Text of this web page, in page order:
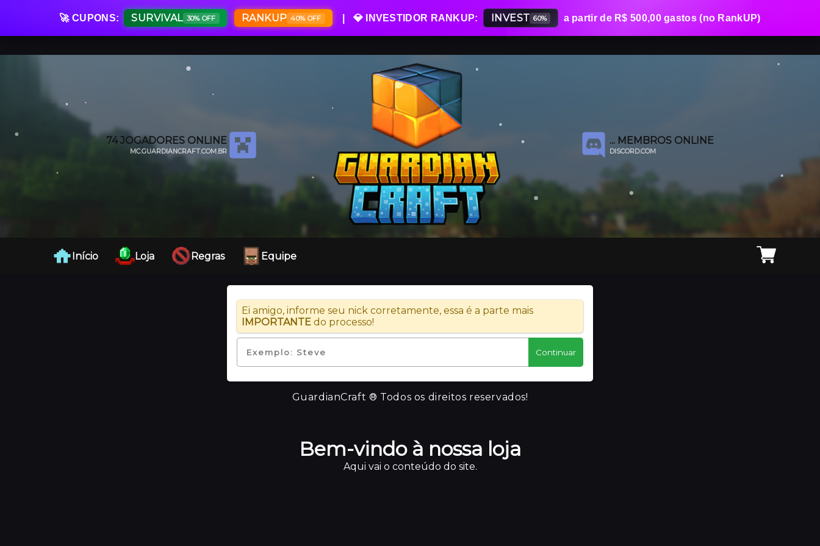
74JOGADORES ONLINE
MC.GUARDIANCRAFT.COM.BR
...MEMBROS ONLINE
DISCORD.COM
Início Loja Regras Equipe
Ei amigo, informe seu nick corretamente, essa é a parte mais
IMPORTANTE do processo!
GuardianCraft ® Todos os direitos reservados!
🚀 CUPONS: SURVIVAL 30% OFF RANKUP 40% OFF | 💎 INVESTIDOR RANKUP: INVEST 60% a partir de R$ 500,00 gastos (no RankUP)
Bem-vindo à nossa loja
Aqui vai o conteúdo do site.